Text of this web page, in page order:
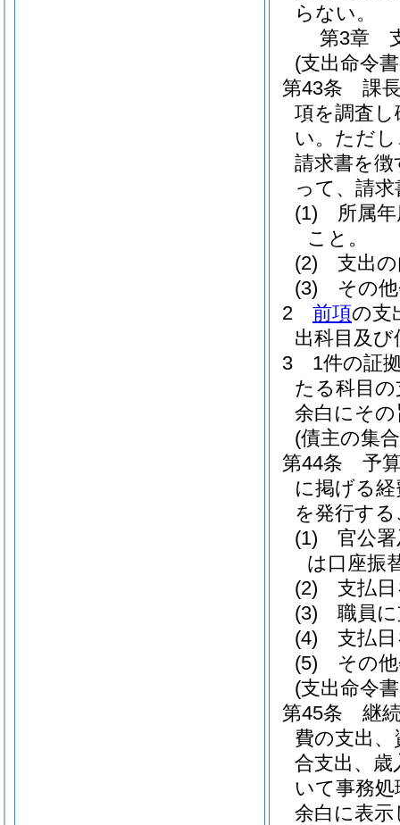
らない。
第3章
(支出命令
第43条
課
項を調査
い。 ただ
請求書を
って、請
(1)
所属
こと。
(2)
支出
(3)
その
2
前項の支
出科目及
3
1件の証
たる科目
余白にそ
(債主の集
第44条
予
に掲げる
を発行す
(1)
官公
は口座振
(2)
支払
(3)
職員
(4)
支払
(5)
その
(支出命令
第45条
継
費の支出、
合支出、
いて事務
余白に表